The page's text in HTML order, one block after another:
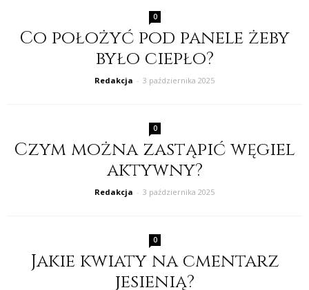
0
Co położyć pod panele żeby
było ciepło?
Redakcja - 3 października 2025
0
Czym można zastąpić węgiel
aktywny?
Redakcja - 3 października 2025
0
Jakie kwiaty na cmentarz
jesienią?